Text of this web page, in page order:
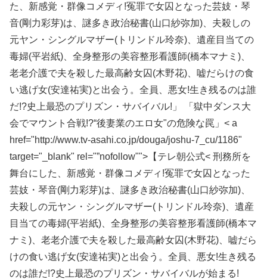
た、新感覚・群像コメディ!冤罪で女囚となった芸妓・琴
音(剛力彩芽)は、謎多き政治秘書(山口紗弥加)、夫殺しの
元ヤン・シングルマザー(トリンドル玲奈)、遺産目当ての
毒婦(平岩紙)、全身整形の美容整形看護師(橋本マナミ)、
老老介護で夫を殺した最高齢女囚(木野花)、嘘だらけの食
い逃げ女(安達祐実)と出会う。全員、悪女!生き残るのは誰
だ!?史上最恐のプリズン・サバイバル!」 「獄中ダンス大
会でマウント合戦!?“後妻業のエロ女"の危険な罠」< a
href="http://www.tv-asahi.co.jp/douga/joshu-7_cu/1186"
target="_blank" rel="”nofollow"">【テレ朝公式< 刑務所を
舞台にした、新感覚・群像コメディ!冤罪で女囚となった
芸妓・琴音(剛力彩芽)は、謎多き政治秘書(山口紗弥加)、
夫殺しの元ヤン・シングルマザー(トリンドル玲奈)、遺産
目当ての毒婦(平岩紙)、全身整形の美容整形看護師(橋本マ
ナミ)、老老介護で夫を殺した最高齢女囚(木野花)、嘘だら
けの食い逃げ女(安達祐実)と出会う。全員、悪女!生き残る
のは誰だ!?史上最恐のプリズン・サバイバルが始まる!